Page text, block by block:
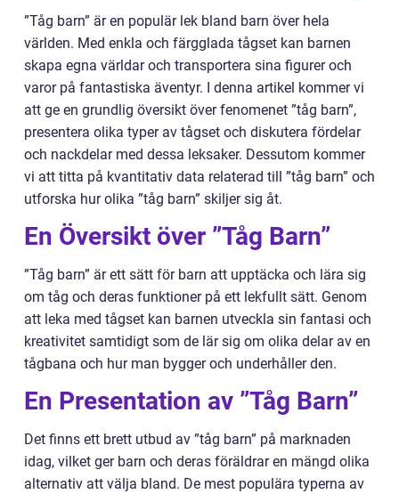
”Tåg barn” är en populär lek bland barn över hela
världen. Med enkla och färgglada tågset kan barnen
skapa egna världar och transportera sina figurer och
varor på fantastiska äventyr. I denna artikel kommer vi
att ge en grundlig översikt över fenomenet ”tåg barn”,
presentera olika typer av tågset och diskutera fördelar
och nackdelar med dessa leksaker. Dessutom kommer
vi att titta på kvantitativ data relaterad till ”tåg barn” och
utforska hur olika ”tåg barn” skiljer sig åt.
En Översikt över ”Tåg Barn”
”Tåg barn” är ett sätt för barn att upptäcka och lära sig
om tåg och deras funktioner på ett lekfullt sätt. Genom
att leka med tågset kan barnen utveckla sin fantasi och
kreativitet samtidigt som de lär sig om olika delar av en
tågbana och hur man bygger och underhåller den.
En Presentation av ”Tåg Barn”
Det finns ett brett utbud av ”tåg barn” på marknaden
idag, vilket ger barn och deras föräldrar en mängd olika
alternativ att välja bland. De mest populära typerna av